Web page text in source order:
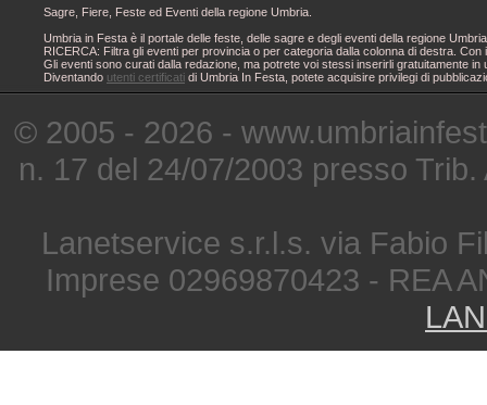
Sagre, Fiere, Feste ed Eventi della regione Umbria.
Umbria in Festa è il portale delle feste, delle sagre e degli eventi della regione
RICERCA: Filtra gli eventi per provincia o per categoria dalla colonna di destra.
Gli eventi sono curati dalla redazione, ma potrete voi stessi inserirli gratuitamente
Diventando utenti certificati di Umbria In Festa, potete acquisire privilegi di
© 2005 - 2026 -
n. 17 del 24/07/2003 presso
Lanetservice s.r.l.s. via Fabio
Imprese 02969870423 - REA